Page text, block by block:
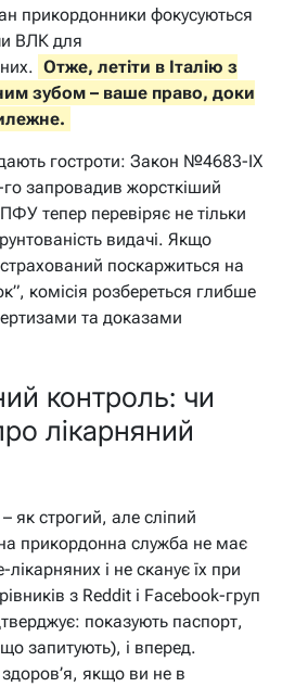
прикордонники фокусуються
ВЛК для
Отже, летіти в Італію з
зубом – ваше право, доки
гостроти: Закон №4683-IX
запровадив жорсткіший
тепер перевіряє не тільки
видачі. Якщо
поскаржиться на
комісія розбереться глибше
та доказами
контроль: чи
лікарняний
як строгий, але сліпий
прикордонна служба не має
лікарняних і не сканує їх при
з Reddit і Facebook-груп
показують паспорт,
запитують), і вперед.
якщо ви не в